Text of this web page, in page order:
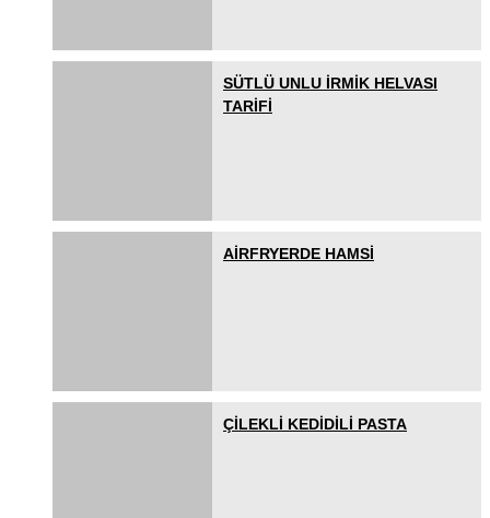
SÜTLÜ UNLU İRMİK HELVASI
TARİFİ
AİRFRYERDE HAMSİ
ÇİLEKLİ KEDİDİLİ PASTA